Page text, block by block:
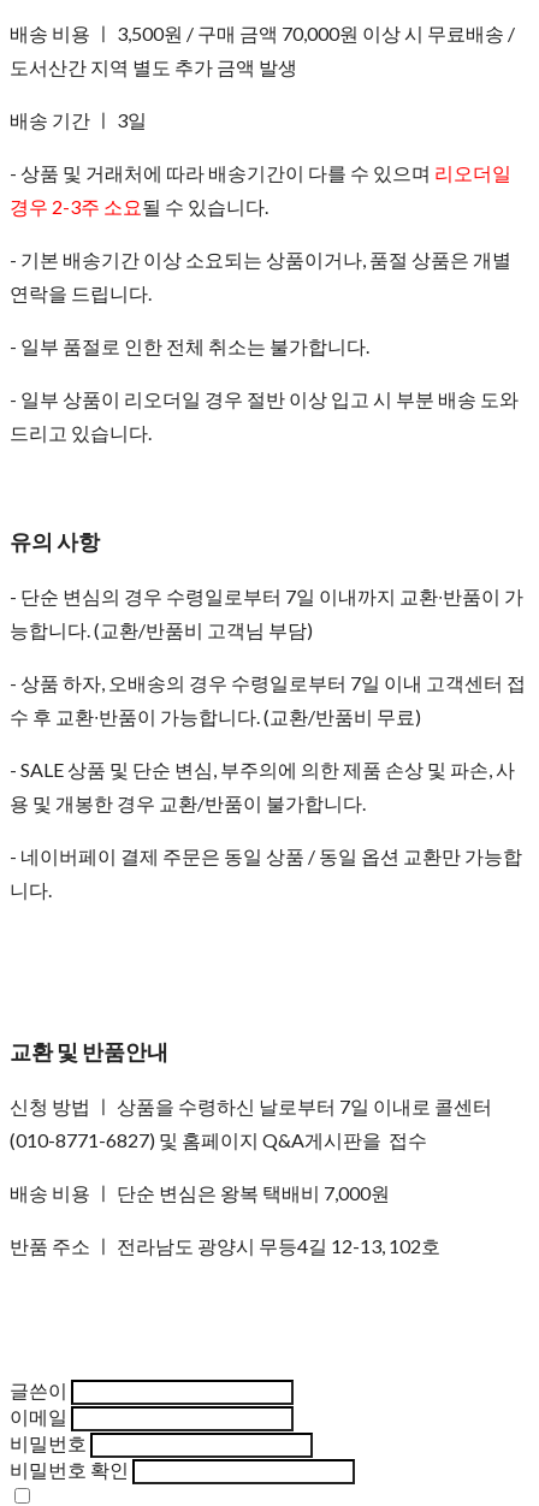
배송 비용 ㅣ 3,500원 / 구매 금액 70,000원 이상 시 무료배송 /
도서산간 지역 별도 추가 금액 발생
배송 기간 ㅣ 3일
- 상품 및 거래처에 따라 배송기간이 다를 수 있으며 리오더일
경우 2-3주 소요될 수 있습니다.
- 기본 배송기간 이상 소요되는 상품이거나, 품절 상품은 개별
연락을 드립니다.
- 일부 품절로 인한 전체 취소는 불가합니다.
- 일부 상품이 리오더일 경우 절반 이상 입고 시 부분 배송 도와
드리고 있습니다.
유의 사항
- 단순 변심의 경우 수령일로부터 7일 이내까지 교환∙반품이 가
능합니다. (교환/반품비 고객님 부담)
- 상품 하자, 오배송의 경우 수령일로부터 7일 이내 고객센터 접
수 후 교환∙반품이 가능합니다. (교환/반품비 무료)
- SALE 상품 및 단순 변심, 부주의에 의한 제품 손상 및 파손, 사
용 및 개봉한 경우 교환/반품이 불가합니다.
- 네이버페이 결제 주문은 동일 상품 / 동일 옵션 교환만 가능합
니다.
교환 및 반품안내
신청 방법 ㅣ 상품을 수령하신 날로부터 7일 이내로 콜센터
(010-8771-6827) 및 홈페이지 Q&A게시판을 접수
배송 비용 ㅣ 단순 변심은 왕복 택배비 7,000원
반품 주소 ㅣ 전라남도 광양시 무등4길 12-13, 102호
글쓴이
이메일
비밀번호
비밀번호 확인